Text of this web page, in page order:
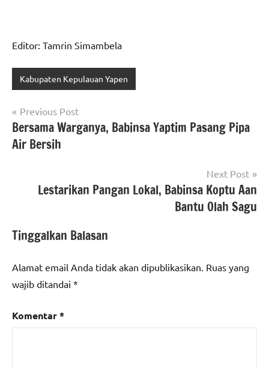
Editor: Tamrin Simambela
Kabupaten Kepulauan Yapen
Navigasi
pos
Previous Post
Bersama Warganya, Babinsa Yaptim Pasang Pipa
Air Bersih
Next Post
Lestarikan Pangan Lokal, Babinsa Koptu Aan
Bantu Olah Sagu
Tinggalkan Balasan
Alamat email Anda tidak akan dipublikasikan. Ruas yang
wajib ditandai *
Komentar*